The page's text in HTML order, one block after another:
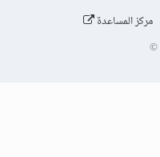
مركز المساعدة
©